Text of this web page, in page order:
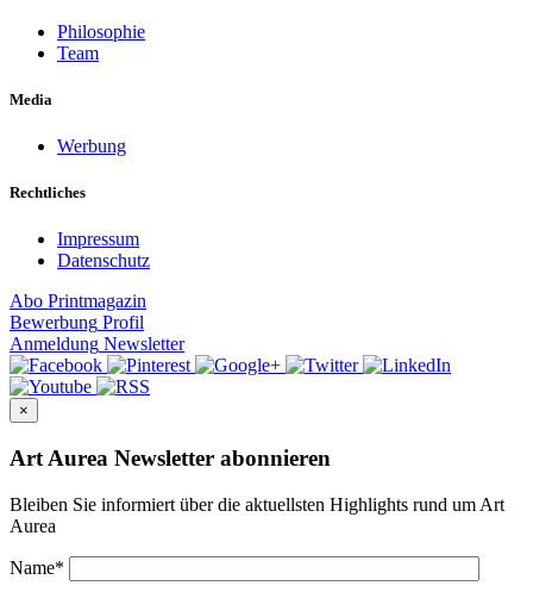
Philosophie
Team
Media
Werbung
Rechtliches
Impressum
Datenschutz
Abo Printmagazin
Bewerbung Profil
Anmeldung Newsletter
×
Art Aurea Newsletter abonnieren
Bleiben Sie informiert über die aktuellsten Highlights rund um Art
Aurea
Name*